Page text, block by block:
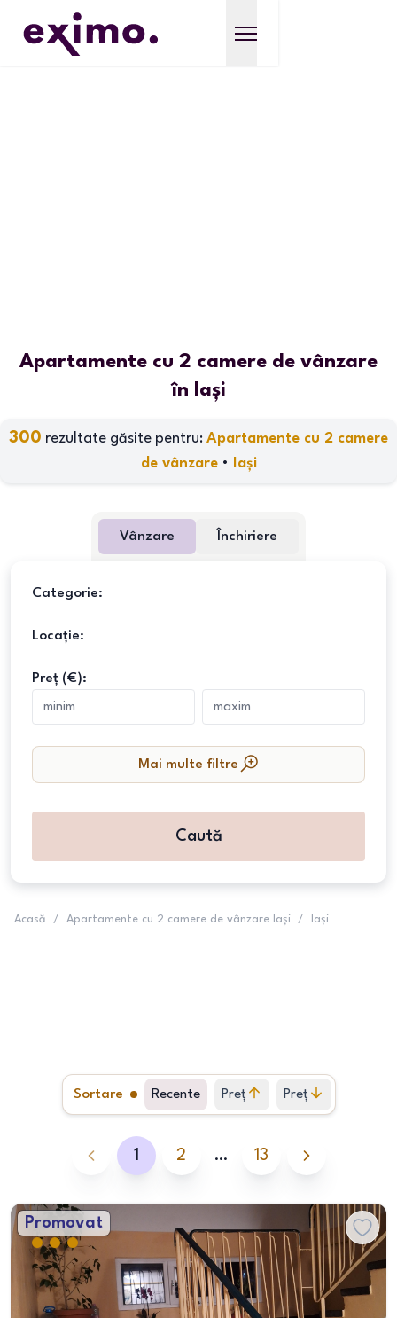
Apartamente cu 2 camere de vânzare
în Iași
300 rezultate găsite pentru: Apartamente cu 2 camere
de vânzare • Iași
Vânzare Închiriere
Categorie:
Locație:
Preț (€):
Mai multe filtre
Caută
Acasă / Apartamente cu 2 camere de vânzare Iași / Iași
Sortare Recente Preț
crescător
Preț
descrescător
1 2 … 13
Promovat